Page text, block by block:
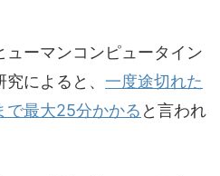
ューマンコンピュータイン
によると、 一度途切れた
で最大25分かかる と言われ